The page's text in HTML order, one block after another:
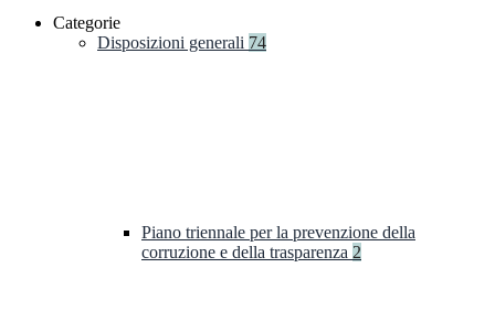
Categorie
Disposizioni generali 74
Piano triennale per la prevenzione della
corruzione e della trasparenza 2